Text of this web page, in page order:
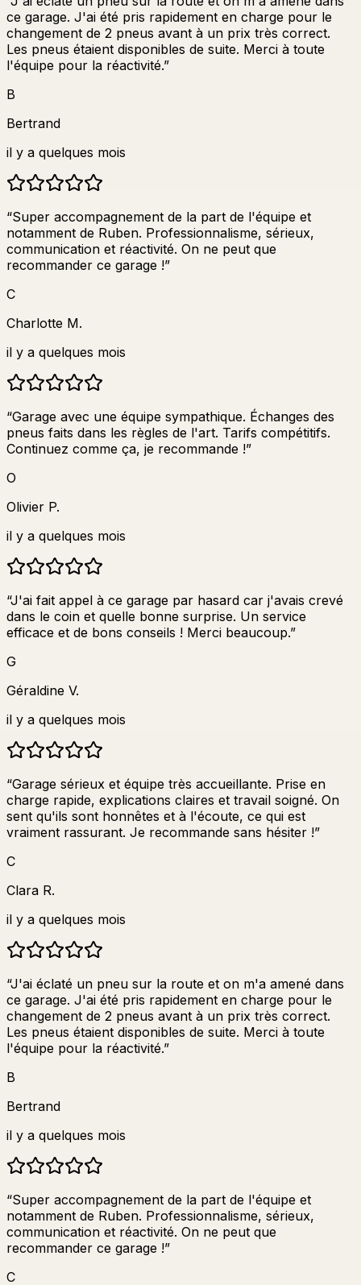
ce garage. J'ai été pris rapidement en charge pour le
changement de 2 pneus avant à un prix très correct.
Les pneus étaient disponibles de suite. Merci à toute
l'équipe pour la réactivité.”
B
Bertrand
il y a quelques mois
“Super accompagnement de la part de l'équipe et
notamment de Ruben. Professionnalisme, sérieux,
communication et réactivité. On ne peut que
recommander ce garage !”
C
Charlotte M.
il y a quelques mois
“Garage avec une équipe sympathique. Échanges des
pneus faits dans les règles de l'art. Tarifs compétitifs.
Continuez comme ça, je recommande !”
O
Olivier P.
il y a quelques mois
“J'ai fait appel à ce garage par hasard car j'avais crevé
dans le coin et quelle bonne surprise. Un service
efficace et de bons conseils ! Merci beaucoup.”
G
Géraldine V.
il y a quelques mois
“Garage sérieux et équipe très accueillante. Prise en
charge rapide, explications claires et travail soigné. On
sent qu'ils sont honnêtes et à l'écoute, ce qui est
vraiment rassurant. Je recommande sans hésiter !”
C
Clara R.
il y a quelques mois
“J'ai éclaté un pneu sur la route et on m'a amené dans
ce garage. J'ai été pris rapidement en charge pour le
changement de 2 pneus avant à un prix très correct.
Les pneus étaient disponibles de suite. Merci à toute
l'équipe pour la réactivité.”
B
Bertrand
il y a quelques mois
“Super accompagnement de la part de l'équipe et
notamment de Ruben. Professionnalisme, sérieux,
communication et réactivité. On ne peut que
recommander ce garage !”
C